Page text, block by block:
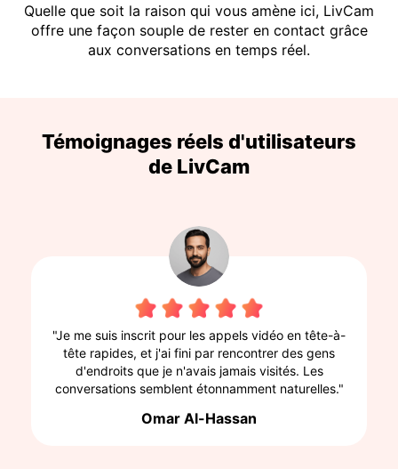
Quelle que soit la raison qui vous amène ici, LivCam
offre une façon souple de rester en contact grâce
aux conversations en temps réel.
Témoignages réels d'utilisateurs
de LivCam
"Je me suis inscrit pour les appels vidéo en tête-à-
tête rapides, et j'ai fini par rencontrer des gens
d'endroits que je n'avais jamais visités. Les
conversations semblent étonnamment naturelles."
Omar Al-Hassan